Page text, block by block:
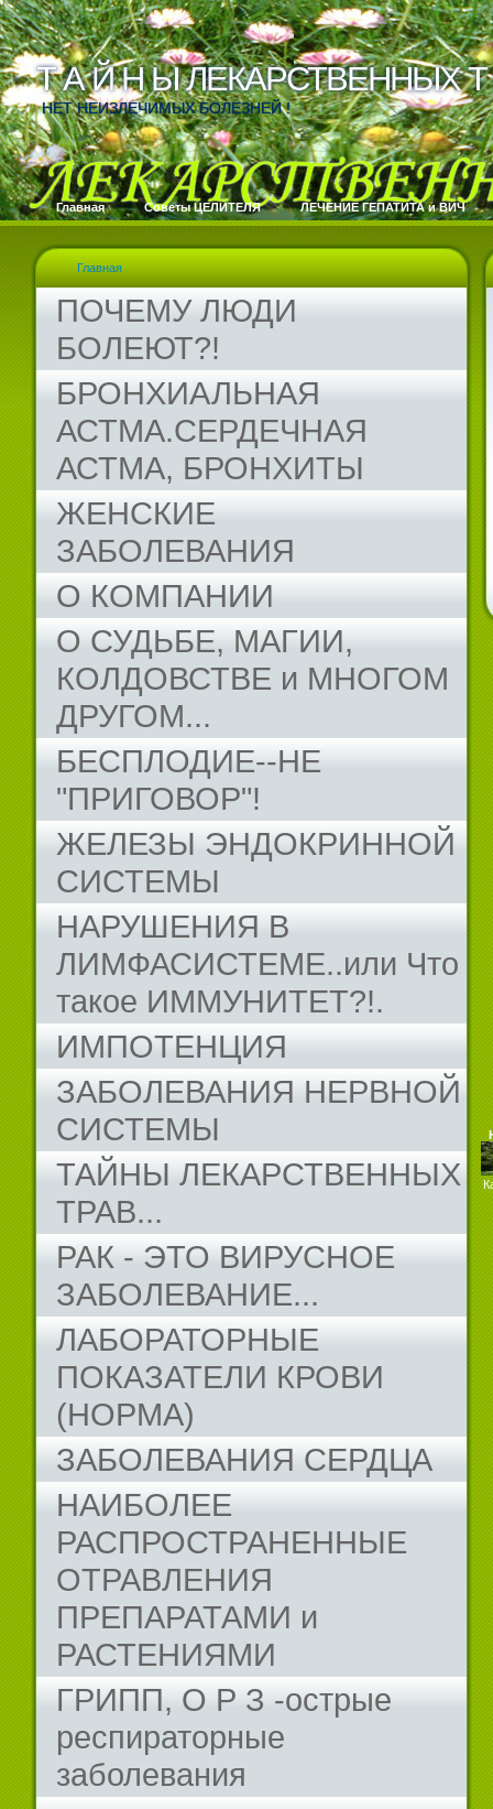
Т А Й Н Ы ЛЕКАРСТВЕННЫХ Т
Т А Й Н Ы ЛЕКАРСТВЕННЫХ Т
НЕТ НЕИЗЛЕЧИМЫХ БОЛЕЗНЕЙ !
Главная Cоветы ЦЕЛИТЕЛЯ ЛЕЧЕНИЕ ГЕПАТИТА и ВИЧ
Главная
ПОЧЕМУ ЛЮДИ
БОЛЕЮТ?!
БРОНХИАЛЬНАЯ
АСТМА.СЕРДЕЧНАЯ
АСТМА, БРОНХИТЫ
ЖЕНСКИЕ
ЗАБОЛЕВАНИЯ
О КОМПАНИИ
О СУДЬБЕ, МАГИИ,
КОЛДОВСТВЕ и МНОГОМ
ДРУГОМ...
БЕСПЛОДИЕ--НЕ
"ПРИГОВОР"!
ЖЕЛЕЗЫ ЭНДОКРИННОЙ
СИСТЕМЫ
НАРУШЕНИЯ В
ЛИМФАСИСТЕМЕ..или Что
такое ИММУНИТЕТ?!.
ИМПОТЕНЦИЯ
ЗАБОЛЕВАНИЯ НЕРВНОЙ
СИСТЕМЫ
ТАЙНЫ ЛЕКАРСТВЕННЫХ
ТРАВ...
РАК - ЭТО ВИРУСНОЕ
ЗАБОЛЕВАНИЕ...
ЛАБОРАТОРНЫЕ
ПОКАЗАТЕЛИ КРОВИ
(НОРМА)
ЗАБОЛЕВАНИЯ СЕРДЦА
НАИБОЛЕЕ
РАСПРОСТРАНЕННЫЕ
ОТРАВЛЕНИЯ
ПРЕПАРАТАМИ и
РАСТЕНИЯМИ
ГРИПП, О Р З -острые
респираторные
заболевания